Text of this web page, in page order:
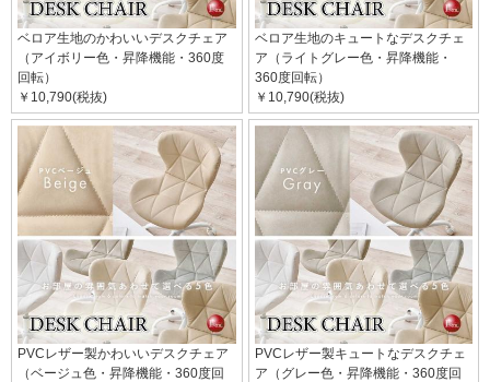
ベロア生地のかわいいデスクチェア
（アイボリー色・昇降機能・360度
回転）
￥10,790(税抜)
ベロア生地のキュートなデスクチェ
ア（ライトグレー色・昇降機能・
360度回転）
￥10,790(税抜)
PVCレザー製かわいいデスクチェア
（ベージュ色・昇降機能・360度回
PVCレザー製キュートなデスクチェ
ア（グレー色・昇降機能・360度回